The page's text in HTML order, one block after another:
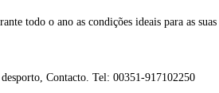
todo o ano as condições ideais para as
Contacto. Tel: 00351-917102250